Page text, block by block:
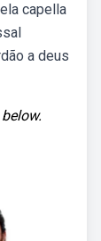
capella
a deus